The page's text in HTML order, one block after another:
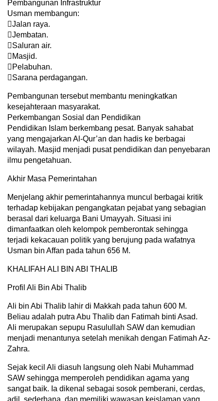
Pembangunan Infrastruktur
Usman membangun:
Jalan raya.
Jembatan.
Saluran air.
Masjid.
Pelabuhan.
Sarana perdagangan.
Pembangunan tersebut membantu meningkatkan
kesejahteraan masyarakat.
Perkembangan Sosial dan Pendidikan
Pendidikan Islam berkembang pesat. Banyak sahabat
yang mengajarkan Al-Qur’an dan hadis ke berbagai
wilayah. Masjid menjadi pusat pendidikan dan penyebaran
ilmu pengetahuan.
Akhir Masa Pemerintahan
Menjelang akhir pemerintahannya muncul berbagai kritik
terhadap kebijakan pengangkatan pejabat yang sebagian
berasal dari keluarga Bani Umayyah. Situasi ini
dimanfaatkan oleh kelompok pemberontak sehingga
terjadi kekacauan politik yang berujung pada wafatnya
Usman bin Affan pada tahun 656 M.
KHALIFAH ALI BIN ABI THALIB
Profil Ali Bin Abi Thalib
Ali bin Abi Thalib lahir di Makkah pada tahun 600 M.
Beliau adalah putra Abu Thalib dan Fatimah binti Asad.
Ali merupakan sepupu Rasulullah SAW dan kemudian
menjadi menantunya setelah menikah dengan Fatimah Az-
Zahra.
Sejak kecil Ali diasuh langsung oleh Nabi Muhammad
SAW sehingga memperoleh pendidikan agama yang
sangat baik. Ia dikenal sebagai sosok pemberani, cerdas,
adil, sederhana, dan memiliki wawasan keislaman yang